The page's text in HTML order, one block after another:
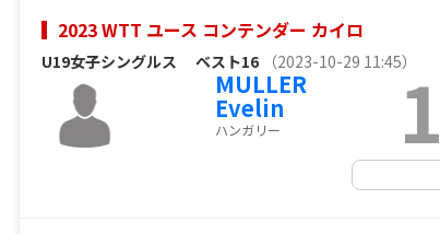
2023 WTT ユース コンテンダー カイロ
U19女子シングルス ベスト16 （2023-10-29 11:45）
MULLER
Evelin
ハンガリー 1